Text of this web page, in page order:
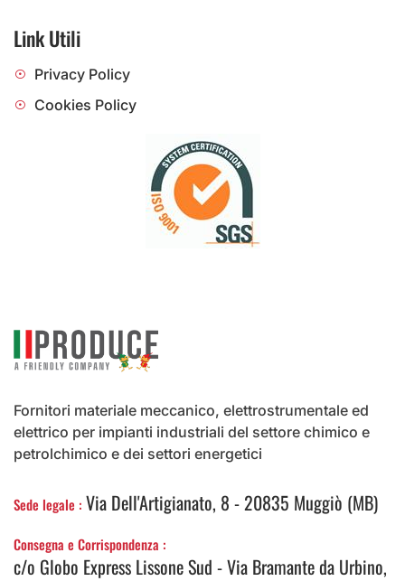
Fornitori materiale meccanico, elettrostrumentale ed
elettrico per impianti industriali del settore chimico e
petrolchimico e dei settori energetici
Sede legale : Via Dell'Artigianato, 8 - 20835 Muggiò (MB)
Consegna e Corrispondenza :
c/o Globo Express Lissone Sud - Via Bramante da Urbino,
Link Utili
Privacy Policy
Cookies Policy